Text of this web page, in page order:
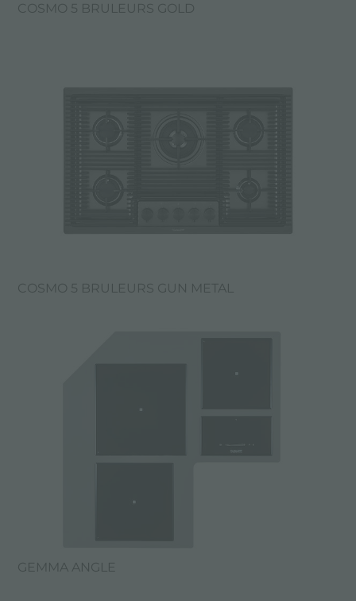
COSMO 5 BRULEURS GOLD
COSMO 5 BRULEURS GUN METAL
GEMMA ANGLE